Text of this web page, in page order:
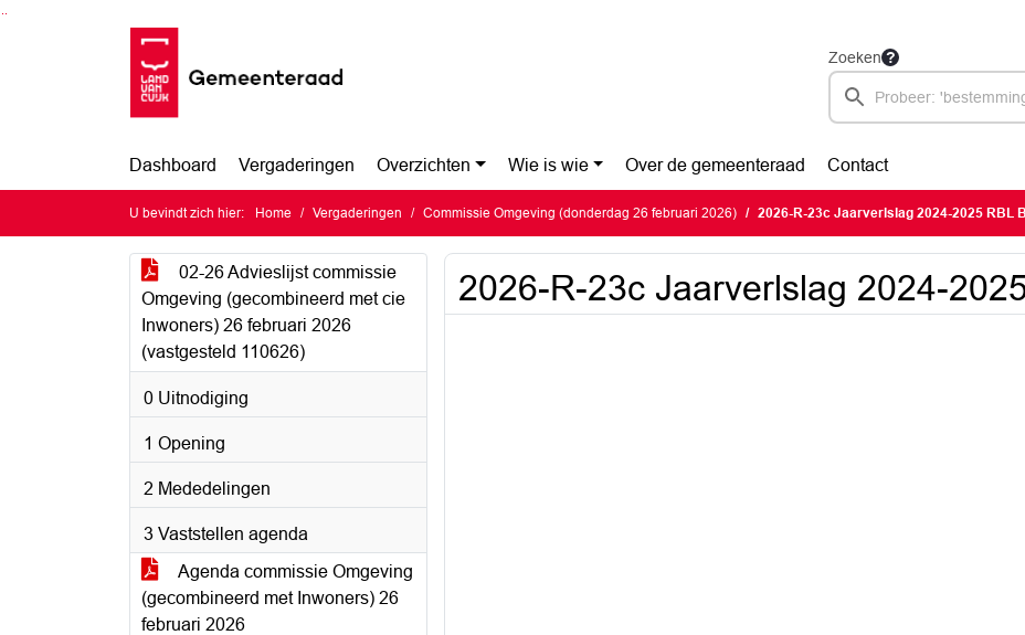
Ga naar de inhoud van deze pagina
Ga naar het zoeken
Ga naar het menu
Zoeken
Dashboard Vergaderingen Overzichten Wie is wie Over de gemeenteraad Contact
U bevindt zich hier: Home Vergaderingen Commissie Omgeving (donderdag 26 februari 2026) 2026-R-23c Jaarverlslag 2024-2025 RBL
02-26 Advieslijst commissie
Omgeving (gecombineerd met cie
Inwoners) 26 februari 2026
(vastgesteld 110626)
0 Uitnodiging
1 Opening
2 Mededelingen
3 Vaststellen agenda
Agenda commissie Omgeving
(gecombineerd met Inwoners) 26
februari 2026
2026-R-23c Jaarverlslag 2024-